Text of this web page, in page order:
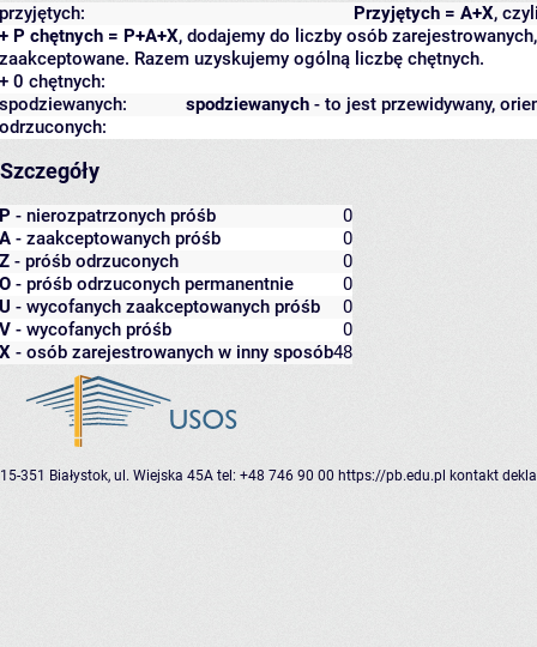
Przyjętych = A+X,
przyjętych:
+ P chętnych = P+A+X, dodajemy do liczby osób
zaakceptowane. Razem uzyskujemy ogólną liczbę chętnych.
+ 0 chętnych:
spodziewanych - to jest przewidywany,
spodziewanych:
odrzuconych:
Szczegóły
P - nierozpatrzonych próśb
0
A - zaakceptowanych próśb
0
Z - próśb odrzuconych
0
O - próśb odrzuconych permanentnie
0
U - wycofanych zaakceptowanych próśb
0
V - wycofanych próśb
0
X - osób zarejestrowanych w inny sposób48
15-351 Białystok, ul. Wiejska 45A tel: +48 746 90 00 https://pb.edu.pl kontakt